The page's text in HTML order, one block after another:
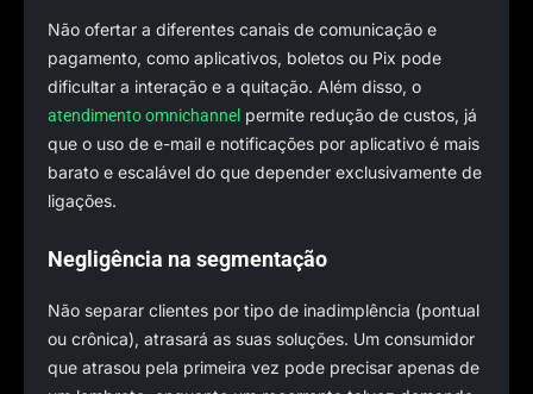
Não ofertar a diferentes canais de comunicação e
pagamento, como aplicativos, boletos ou Pix pode
dificultar a interação e a quitação. Além disso, o
atendimento omnichannel permite redução de custos, já
que o uso de e-mail e notificações por aplicativo é mais
barato e escalável do que depender exclusivamente de
ligações.
Negligência na segmentação
Não separar clientes por tipo de inadimplência (pontual
ou crônica), atrasará as suas soluções. Um consumidor
que atrasou pela primeira vez pode precisar apenas de